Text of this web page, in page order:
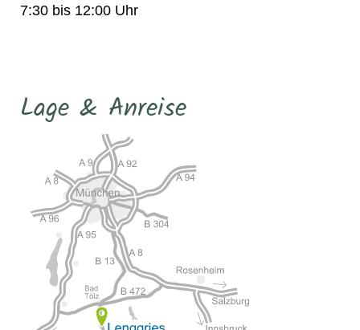
7:30 bis 12:00 Uhr
Lage & Anreise